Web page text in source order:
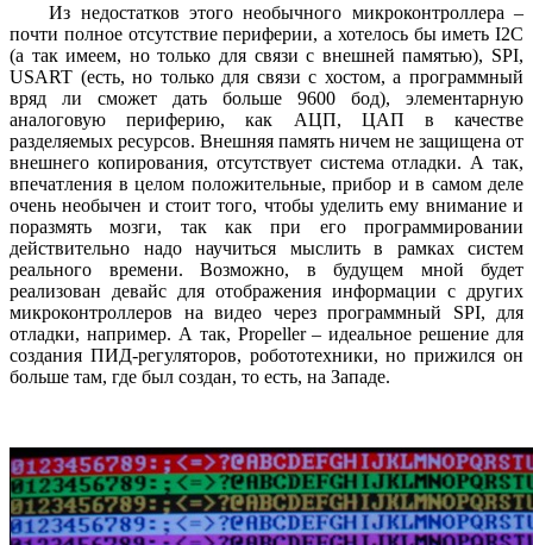
Из недостатков этого необычного микроконтроллера –
почти полное отсутствие периферии, а хотелось бы иметь I2C
(а так имеем, но только для связи с внешней памятью), SPI,
USART (есть, но только для связи с хостом, а программный
вряд ли сможет дать больше 9600 бод), элементарную
аналоговую периферию, как АЦП, ЦАП в качестве
разделяемых ресурсов. Внешняя память ничем не защищена от
внешнего копирования, отсутствует система отладки. А так,
впечатления в целом положительные, прибор и в самом деле
очень необычен и стоит того, чтобы уделить ему внимание и
поразмять мозги, так как при его программировании
действительно надо научиться мыслить в рамках систем
реального времени. Возможно, в будущем мной будет
реализован девайс для отображения информации с других
микроконтроллеров на видео через программный SPI, для
отладки, например. А так, Propeller – идеальное решение для
создания ПИД-регуляторов, робототехники, но прижился он
больше там, где был создан, то есть, на Западе.